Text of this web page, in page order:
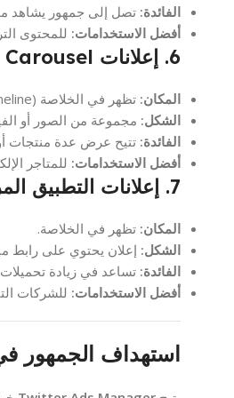
الفائدة: تصل إلى جمهور يشاهد
أفضل الاستخدامات: للمحتوى
6. إعلانات Carousel (الإعلانات الدوارة)
المكان: تظهر في الخلاصة (Timeline).
الشكل: مجموعة من الصور أو
الفائدة: تتيح عرض عدة منتجات
أفضل الاستخدامات: للمتاجر
7. إعلانات التطبيق المروجة (App Install Ads)
المكان: تظهر في الخلاصة.
الشكل: إعلان يحتوي على رابط
الفائدة: تساعد في زيادة
أفضل الاستخدامات: للشركات
استهداف الجمهور في